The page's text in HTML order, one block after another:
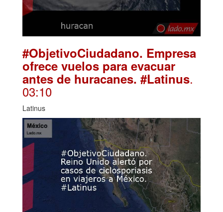
#ObjetivoCiudadano. Empresa
ofrece vuelos para evacuar
antes de huracanes. #Latinus.
03:10
Latinus